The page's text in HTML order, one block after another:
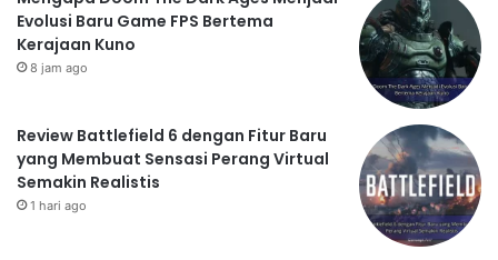
Evolusi Baru Game FPS Bertema
Kerajaan Kuno
8 jam ago
Review Battlefield 6 dengan Fitur Baru
yang Membuat Sensasi Perang Virtual
Semakin Realistis
1 hari ago